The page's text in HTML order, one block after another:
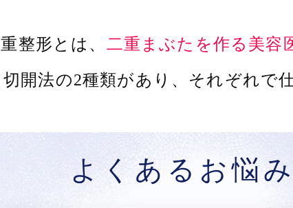
整形とは、 二重まぶたを作る美容
開法の2種類があり、 それぞれで
よくあるお悩み